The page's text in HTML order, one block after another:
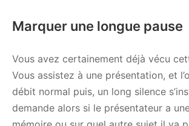
Marquer une longue pause
Vous avez certainement déjà vécu
Vous assistez à une présentation, et
débit normal puis, un long silence
demande alors si le présentateur a